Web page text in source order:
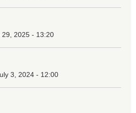
29, 2025 - 13:20
3, 2024 - 12:00